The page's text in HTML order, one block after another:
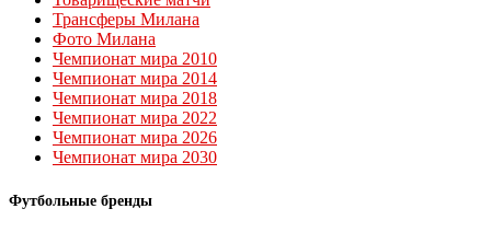
Трансферы Милана
Фото Милана
Чемпионат мира 2010
Чемпионат мира 2014
Чемпионат мира 2018
Чемпионат мира 2022
Чемпионат мира 2026
Чемпионат мира 2030
Футбольные бренды